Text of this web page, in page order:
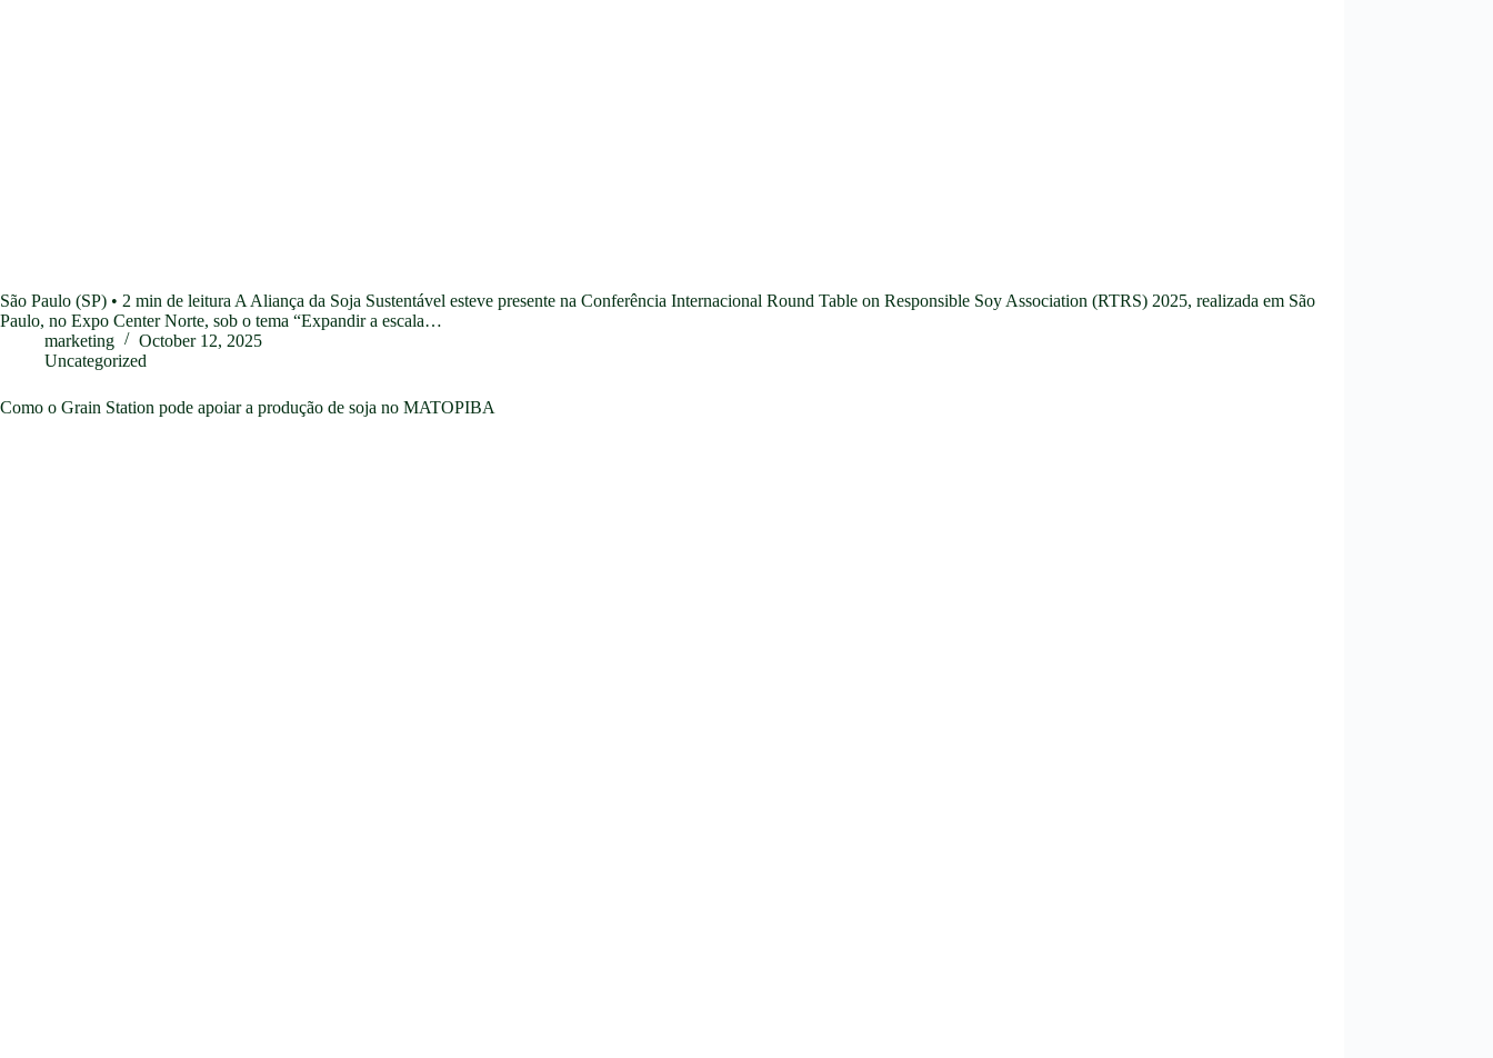
São Paulo (SP) • 2 min de leitura A Aliança da Soja Sustentável esteve presente na Conferência Internacional Round Table on Responsible Soy Association (RTRS) 2025, realizada em São
Paulo, no Expo Center Norte, sob o tema “Expandir a escala…
marketing
October 12, 2025
Uncategorized
Como o Grain Station pode apoiar a produção de soja no MATOPIBA